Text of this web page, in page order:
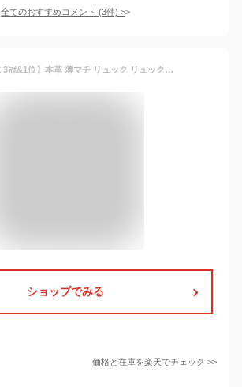
全てのおすすめコメント (3件) >
【Begin掲載 3冠&1位】本革 薄マチ リュック リュックサック メンズ 薄型 バックパック ビジネスバッグ レザー 大容量 a4 革 ビジネス 仕事 バッグ 通勤 スリム 薄い PC収納 メンズリュック メンズバッグ 出張 ノートパソコン ギフト プレゼント 母の日 早割 MURA
ショップでみる
価格と在庫を楽天でチェック >>